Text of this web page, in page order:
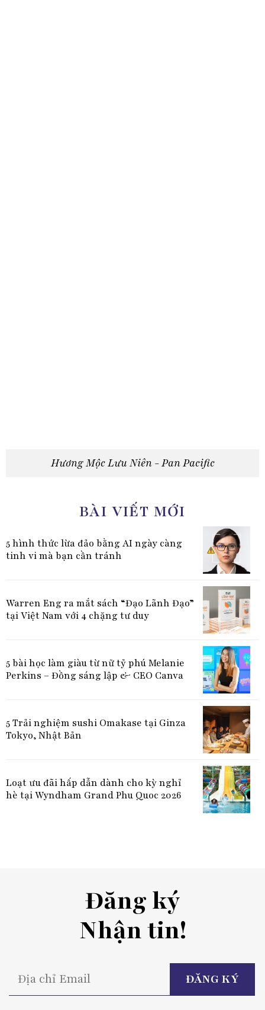
Hương Mộc Lưu Niên - Pan Pacific
BÀI VIẾT MỚI
5 hình thức lừa đảo bằng AI ngày càng
tinh vi mà bạn cần tránh
Warren Eng ra mắt sách “Đạo Lãnh Đạo”
tại Việt Nam với 4 chặng tư duy
5 bài học làm giàu từ nữ tỷ phú Melanie
Perkins – Đồng sáng lập & CEO Canva
5 Trải nghiệm sushi Omakase tại Ginza
Tokyo, Nhật Bản
Loạt ưu đãi hấp dẫn dành cho kỳ nghỉ
hè tại Wyndham Grand Phu Quoc 2026
Đăng ký
Nhận tin!